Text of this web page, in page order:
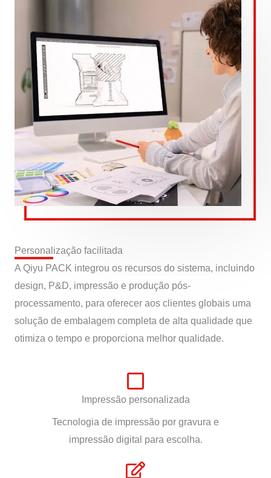
Personalização facilitada
A Qiyu PACK integrou os recursos do sistema, incluindo
design, P&D, impressão e produção pós-
processamento, para oferecer aos clientes globais uma
solução de embalagem completa de alta qualidade que
otimiza o tempo e proporciona melhor qualidade.
Impressão personalizada
Tecnologia de impressão por gravura e
impressão digital para escolha.